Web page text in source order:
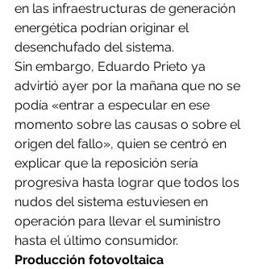
en las infraestructuras de generación
energética podrían originar el
desenchufado del sistema.
Sin embargo, Eduardo Prieto ya
advirtió ayer por la mañana que no se
podía «entrar a especular en ese
momento sobre las causas o sobre el
origen del fallo», quien se centró en
explicar que la reposición sería
progresiva hasta lograr que todos los
nudos del sistema estuviesen en
operación para llevar el suministro
hasta el último consumidor.
Producción fotovoltaica